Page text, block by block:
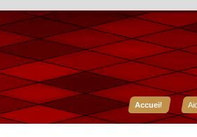
Accueil